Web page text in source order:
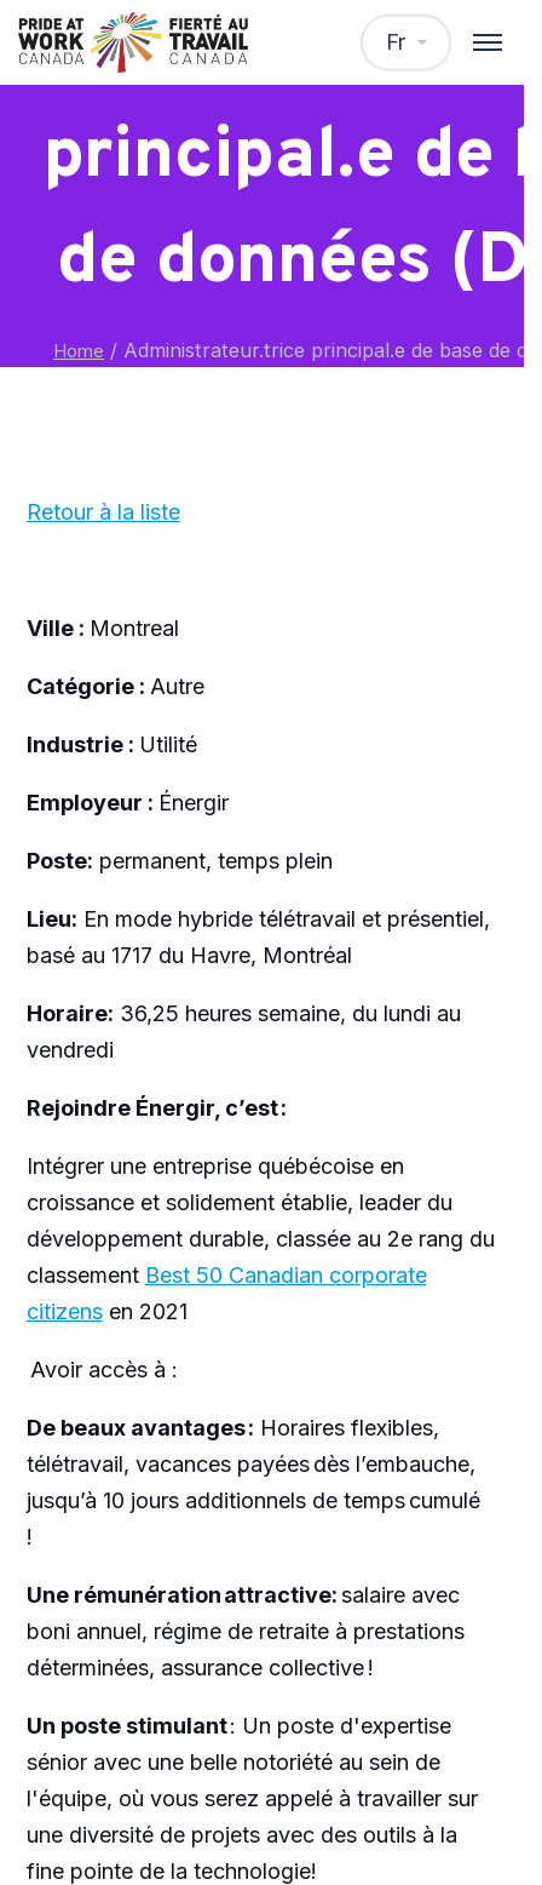
Fr
principal.e de
de données
Home / Administrateur.trice principal.e de base de
Retour à la liste
Ville : Montreal
Catégorie : Autre
Industrie : Utilité
Employeur : Énergir
Poste: permanent, temps plein
Lieu: En mode hybride télétravail et présentiel,
basé au 1717 du Havre, Montréal
Horaire: 36,25 heures semaine, du lundi au
vendredi
Rejoindre Énergir, c’est :
Intégrer une entreprise québécoise en
croissance et solidement établie, leader du
développement durable, classée au 2e rang du
classement Best 50 Canadian corporate
citizensen 2021
Avoir accès à :
De beaux avantages : Horaires flexibles,
télétravail, vacances payées dès l’embauche,
jusqu’à 10 jours additionnels de temps cumulé
!
Une rémunération attractive:salaire avec
boni annuel, régime de retraite à prestations
déterminées, assurance collective !
Un poste stimulant: Un poste d'expertise
sénior avec une belle notoriété au sein de
l'équipe, où vous serez appelé à travailler sur
une diversité de projets avec des outils à la
fine pointe de la technologie!